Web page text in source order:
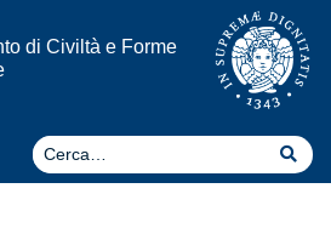
di Civiltà e Forme